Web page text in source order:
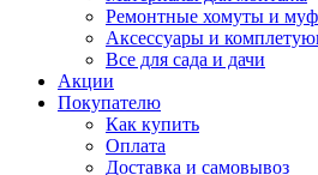
Ремонтные хомуты и
Аксессуары и
Все для сада и дачи
Акции
Покупателю
Как купить
Оплата
Доставка и самовывоз